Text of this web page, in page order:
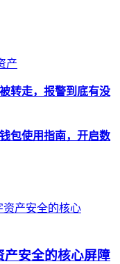
产
转走，报警到底有没
包使用指南，开启数
安全的核心屏障